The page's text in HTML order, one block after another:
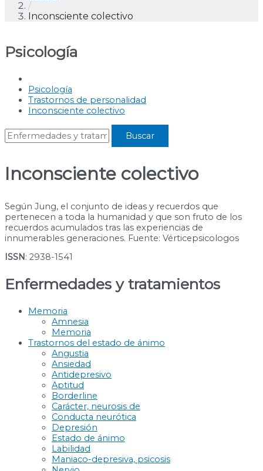
/
Inconsciente colectivo
Psicología
Psicología
Trastornos de personalidad
Inconsciente colectivo
Inconsciente colectivo
Según Jung, el conjunto de ideas y recuerdos que
pertenecen a toda la humanidad y que son fruto de los
recuerdos acumulados tras las experiencias de
innumerables generaciones. Fuente: Vérticepsicologos
ISSN: 2938-1541
Enfermedades y tratamientos
Memoria
Amnesia
Memoria
Trastornos del estado de ánimo
Angustia
Ansiedad
Antidepresivo
Aptitud
Borderline
Carácter, neurosis de
Conducta neurótica
Depresión
Estado de ánimo
Labilidad
Maniaco-depresiva, psicosis